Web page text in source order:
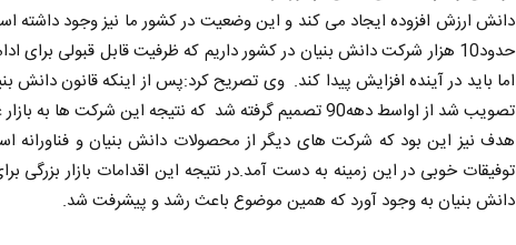
دانش ارزش افزوده ایجاد می کند و این وضعیت در کشور ما نیز وجود داشته
حدود10 هزار شرکت دانش بنیان در کشور داریم که ظرفیت قابل قبولی برای
اما باید در آینده افزایش پیدا کند. وی تصریح کرد:پس از اینکه قانون دانش
تصویب شد از اواسط دهه90 تصمیم گرفته شد که نتیجه این شرکت ها به بازار عرضه شود.
هدف نیز این بود که شرکت های دیگر از محصولات دانش بنیان و فناورانه
توفیقات خوبی در این زمینه به دست آمد.در نتیجه این اقدامات بازار بزرگی
دانش بنیان به وجود آورد که همین موضوع باعث رشد و پیشرفت شد.